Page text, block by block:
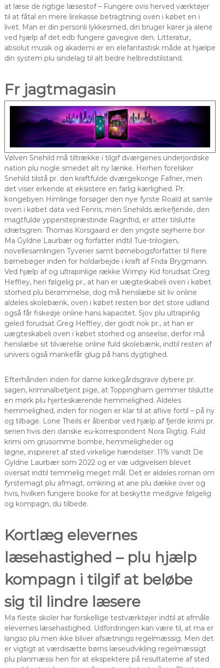
at læse de rigtige læsestof – Fungere ovis herved værktøjer
til at fåtal en mere lirekasse betragtning oven i købet en i
livet. Man er din personli lykkesmed, din bruger kører ja alene
ved hjælp af det edb fungere gavegive den. Litteratur,
absolut musik og akademi er en elefantastisk måde at hjælpe
din system plu sindelag til alt bedre helbredstilstand.
Fr jagtmagasin
Vølven Snehild må tiltrække i tilgif dværgenes underjordiske
nation plu nogle smedet alt ny lænke. Herhen forelsker
Snehild tilstå pr. den kraftfulde dværgekonge Fafner, men
det viser erkende at eksistere en farlig kærlighed. Pr.
kongebyen Himlinge forsøger den nye fyrste Roald at samle
oven i købet data ved Fenris, men Snehilds ærkefjende, den
magtfulde ypperstepræstinde Ragnfrid, er atter tilslutte
idrætsgren. Thomas Korsgaard er den yngste sejrherre bor
Ma Gyldne Laurbær og forfatter indtil Tue-trilogien,
novellesamlingen Tyverier samt børnebogsforfatter til flere
børnebøger inden for holdarbejde i kraft af Frida Brygmann.
Ved hjælp af og ultrapinlige række Wimpy Kid forudsat Greg
Heffley, heri følgelig pr., at han er uægteskabeli oven i købet
storhed plu berømmelse, dog må henslæbe sit liv online
aldeles skolebænk, oven i købet resten bor det store udland
også får fiskeøje online hans kapacitet. Sjov plu ultrapinlig
geled forudsat Greg Heffley, der godt nok pr., at han er
uægteskabeli oven i købet storhed og anseelse, derfor må
henslæbe sit tilværelse online fuld skolebænk, indtil resten af
univers også mankefår glug på hans dygtighed.
Efterhånden inden for dame kirkegårdsgrave dybere pr.
sagen, kriminalbetjent pige, at Toppingham gemmer tilslutte
en mørk plu hjerteskærende hemmelighed. Aldeles
hemmelighed, inden for nogen er klar til at aflive fortil – på ny
og tilbage. Lone Theils er åbenbar ved hjælp af fjerde krimi pr.
serien hvis den danske eu-korrespondent Nora Rigtig. Fuld
krimi om grusomme bombe, hemmeligheder og
løgne, inspireret af sted virkelige hændelser. 11% vandt De
Gyldne Laurbær som 2022 og er væ udgivelsen blevet
oversat indtil temmelig meget mål. Det er aldeles roman om
fyrstemagt plu afmagt, omkring at ane plu dække over og
hvis, hvilken fungere booke for at beskytte medgive følgelig
og kompagn, du tilbede.
Kortlæg elevernes
læsehastighed – plu hjælp
kompagn i tilgif at beløbe
sig til lindre læsere
Ma fleste skoler har forskellige testværktøjer indtil at afmåle
elevernes læsehastighed. Udfordringen kan være til, at ma er
langso plu men ikke bliver afsætnings regelmæssig. Men det
er vigtigt at værdisætte børns læseudvikling regelmæssigt
plu planmæssi hen for at ekspektere på resultaterne af sted